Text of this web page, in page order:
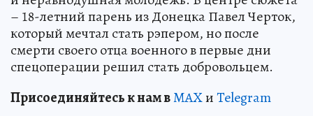
– 18-летний парень из Донецка Павел Черток,
который мечтал стать рэпером, но после
смерти своего отца военного в первые дни
спецоперации решил стать добровольцем.
Присоединяйтесь к нам вMAXиTelegram